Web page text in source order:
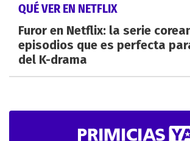
QUÉ VER EN NETFLIX
Furor en Netflix: la serie
episodios que es perfecta
del K-drama